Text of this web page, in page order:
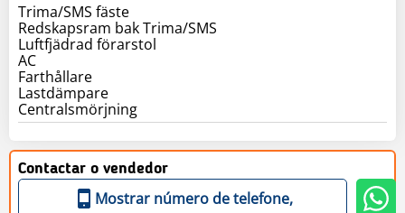
Trima/SMS fäste
Redskapsram bak Trima/SMS
Luftfjädrad förarstol
AC
Farthållare
Lastdämpare
Centralsmörjning
Contactar o vendedor
Mostrar número de telefone,